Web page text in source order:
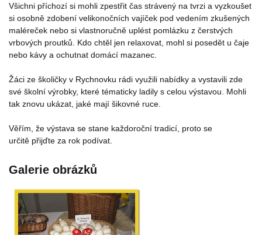
Všichni příchozí si mohli zpestřit čas strávený na tvrzi a vyzkoušet
si osobně zdobení velikonočních vajíček pod vedením zkušených
maléreček nebo si vlastnoručně uplést pomlázku z čerstvých
vrbových proutků. Kdo chtěl jen relaxovat, mohl si posedět u čaje
nebo kávy a ochutnat domácí mazanec.
Žáci ze školičky v Rychnovku rádi využili nabídky a vystavili zde
své školní výrobky, které tématicky ladily s celou výstavou. Mohli
tak znovu ukázat, jaké mají šikovné ruce.
Věřím, že výstava se stane každoroční tradicí, proto se
určitě přijďte za rok podívat.
Galerie obrázků